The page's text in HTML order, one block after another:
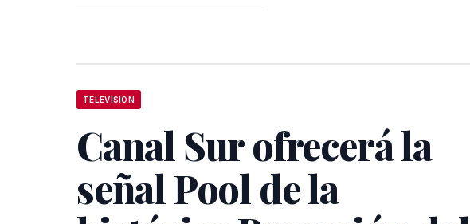
TELEVISION
Canal Sur ofrecerá la
señal Pool de la